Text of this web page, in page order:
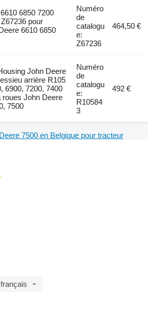
6850 7200
pour
6610 6850
Numéro
de
catalogu
e:
Z67236
464,50 €
John Deere
arrière R105
6900, 7200, 7400
roues John Deere
7500
Numéro
de
catalogu
e:
R10584
3
492 €
7500 en Belgique pour tracteur